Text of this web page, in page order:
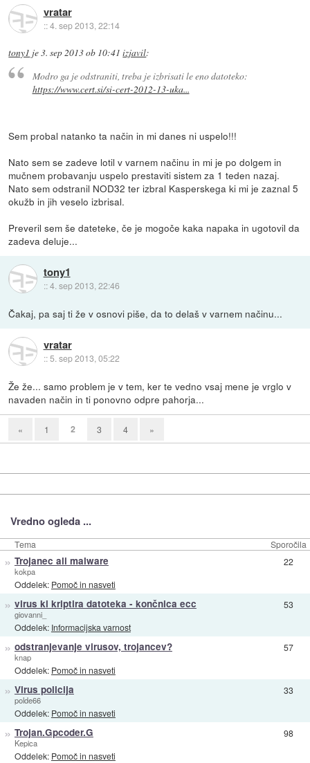
vratar
::4. sep 2013, 22:14
tony1 je3. sep 2013 ob 10:41 izjavil:
Modro ga je odstraniti, treba je izbrisati le eno datoteko:
https://www.cert.si/si-cert-2012-13-uka...
Sem probal natanko ta način in mi danes ni uspelo!!!
Nato sem se zadeve lotil v varnem načinu in mi je po dolgem in
mučnem probavanju uspelo prestaviti sistem za 1 teden nazaj.
Nato sem odstranil NOD32 ter izbral Kasperskega ki mi je zaznal 5
okužb in jih veselo izbrisal.
Preveril sem še dateteke, če je mogoče kaka napaka in ugotovil da
zadeva deluje...
tony1
::4. sep 2013, 22:46
Čakaj, pa saj ti že v osnovi piše, da to delaš v varnem načinu...
vratar
::5. sep 2013, 05:22
Že že... samo problem je v tem, ker te vedno vsaj mene je vrglo v
navaden način in ti ponovno odpre pahorja...
« 1 2 3 4 »
Vredno ogleda ...
Tema Sporočila
» Trojanec ali malware
kokpa
Oddelek: Pomoč in nasveti
22
» virus ki kriptira datoteka - končnica ecc
giovanni_
Oddelek: Informacijska varnost
53
» odstranjevanje virusov, trojancev?
knap
Oddelek: Pomoč in nasveti
57
» Virus policija
polde66
Oddelek: Pomoč in nasveti
33
» Trojan.Gpcoder.G
Kepica
Oddelek: Pomoč in nasveti
98